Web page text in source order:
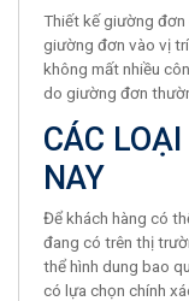
Thiết kế giường đơn
giường đơn vào vị
không mất nhiều
do giường đơn
CÁC
NAY
Để khách hàng có
đang có trên thị
thể hình dung bao
có lựa chọn chính